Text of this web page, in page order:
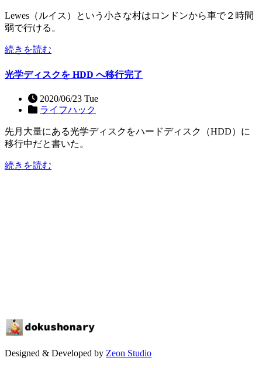
Lewes（ルイス）という小さな村はロンドンから車で２時間
弱で行ける。
続きを読む
光学ディスクを HDD へ移行完了
2020/06/23 Tue
ライフハック
先月大量にある光学ディスクをハードディスク（HDD）に
移行中だと書いた。
続きを読む
Designed & Developed by Zeon Studio